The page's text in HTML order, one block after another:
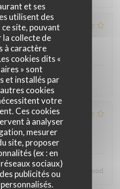
et ses
utilisent des
site, pouvant
la collecte de
à caractère
cookies dits «
» sont
et installés par
cookies
votre
Ces cookies
à analyser
mesurer
site, proposer
(ex : en
sociaux)
publicités ou
3
Cuisine:1/5 Qualité / Prix
4
Cuisine: 1/5 Qualité / Prix
Stale bread. Disappointing food.